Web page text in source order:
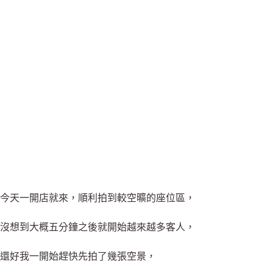
今天一開店就來，順利拍到較空曠的座位區，
沒想到大概五分鐘之後就開始越來越多客人，
還好我一開始趕快先拍了幾張空景，